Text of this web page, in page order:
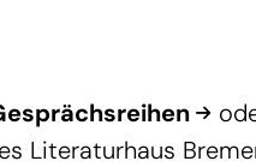
Literaturhaus